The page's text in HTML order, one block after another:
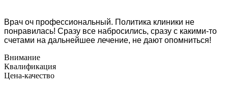
Врач оч профессиональный. Политика клиники не
понравилась! Сразу все набросились, сразу с какими-то
счетами на дальнейшее лечение, не дают опомниться!
Внимание
Квалификация
Цена-качество